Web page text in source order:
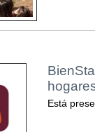
Está